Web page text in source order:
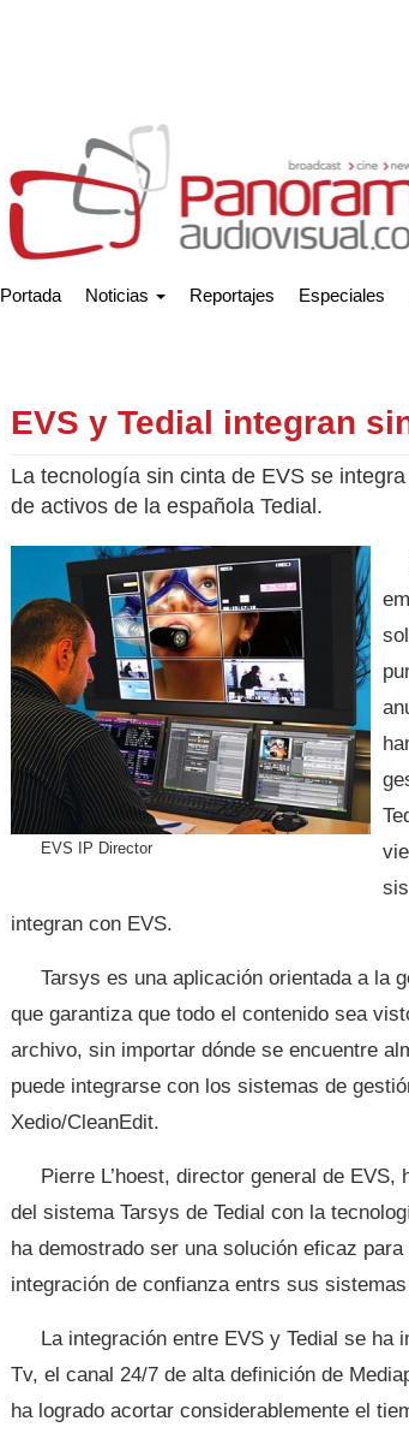
Portada Noticias Reportajes Especiales
EVS y Tedial integran
La tecnología sin cinta de EVS se
de activos de la española Tedial.
EVS IP Director
integran con EVS.
Tarsys es una aplicación orientada a la
que garantiza que todo el contenido sea
archivo, sin importar dónde se encuentre
puede integrarse con los sistemas de
Xedio/CleanEdit.
Pierre L’hoest, director general de
del sistema Tarsys de Tedial con la
ha demostrado ser una solución eficaz
integración de confianza entrs sus
La integración entre EVS y Tedial se ha
Tv, el canal 24/7 de alta definición de
ha logrado acortar considerablemente el